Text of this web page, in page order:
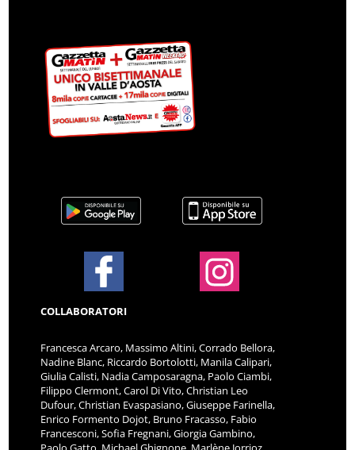
COLLABORATORI
Francesca Arcaro, Massimo Altini, Corrado Bellora,
Nadine Blanc, Riccardo Bortolotti, Manila Calipari,
Giulia Calisti, Nadia Camposaragna, Paolo Ciambi,
Filippo Clermont, Carol Di Vito, Christian Leo
Dufour, Christian Evaspasiano, Giuseppe Farinella,
Enrico Formento Dojot, Bruno Fracasso, Fabio
Francesconi, Sofia Fregnani, Giorgia Gambino,